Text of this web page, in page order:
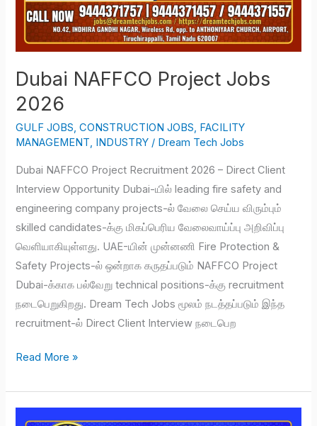
Dubai NAFFCO Project Jobs
2026
GULF JOBS,CONSTRUCTION JOBS, FACILITY
MANAGEMENT, INDUSTRY / Dream Tech Jobs
Dubai NAFFCO Project Recruitment 2026 – Direct Client
Interview Opportunity Dubai-யில் leading fire safety and
engineering company projects-ல் வேலை செய்ய விரும்பும்
skilled candidates-க்கு மிகப்பெரிய வேலைவாய்ப்பு அறிவிப்பு
வெளியாகியுள்ளது. UAE-யின் முன்னணி Fire Protection &
Safety Projects-ல் ஒன்றாக கருதப்படும் NAFFCO Project
Dubai-க்காக பல்வேறு technical positions-க்கு recruitment
நடைபெறுகிறது. Dream Tech Jobs மூலம் நடத்தப்படும் இந்த
recruitment-ல் Direct Client Interview நடைபெற
Read More »